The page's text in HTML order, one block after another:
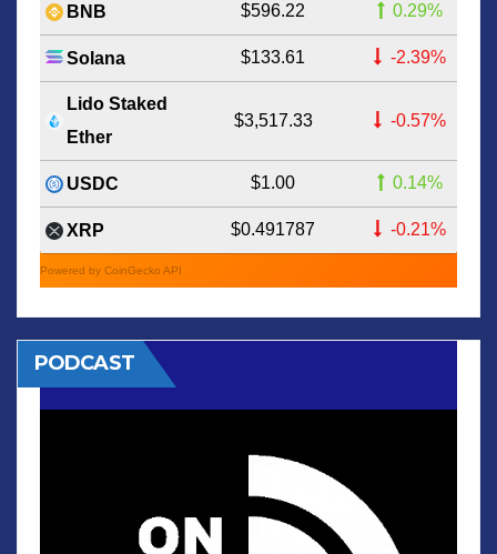
BNB $596.22 0.29%
Solana $133.61 -2.39%
Lido Staked
Ether
$3,517.33 -0.57%
USDC $1.00 0.14%
XRP $0.491787 -0.21%
Powered by CoinGecko API
PODCAST